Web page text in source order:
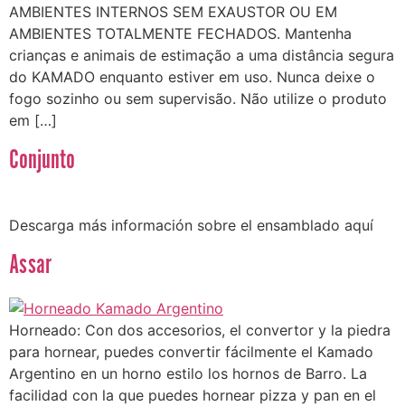
AMBIENTES INTERNOS SEM EXAUSTOR OU EM
AMBIENTES TOTALMENTE FECHADOS. Mantenha
crianças e animais de estimação a uma distância segura
do KAMADO enquanto estiver em uso. Nunca deixe o
fogo sozinho ou sem supervisão. Não utilize o produto
em […]
Conjunto
Descarga más información sobre el ensamblado aquí
Assar
Horneado: Con dos accesorios, el convertor y la piedra
para hornear, puedes convertir fácilmente el Kamado
Argentino en un horno estilo los hornos de Barro. La
facilidad con la que puedes hornear pizza y pan en el